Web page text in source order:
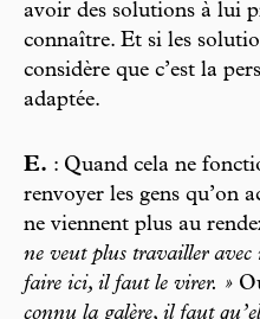
avoir des solutions à lui
connaître. Et si les
considère que c’est la
adaptée.
E. : Quand cela ne
renvoyer les gens qu’on
ne viennent plus au
ne veut plus travailler
faire ici, il faut le virer. »
connu la galère, il faut